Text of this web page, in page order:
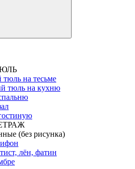
тюль на тесьме
тюль на кухню
(без рисунка)
лён, фатин